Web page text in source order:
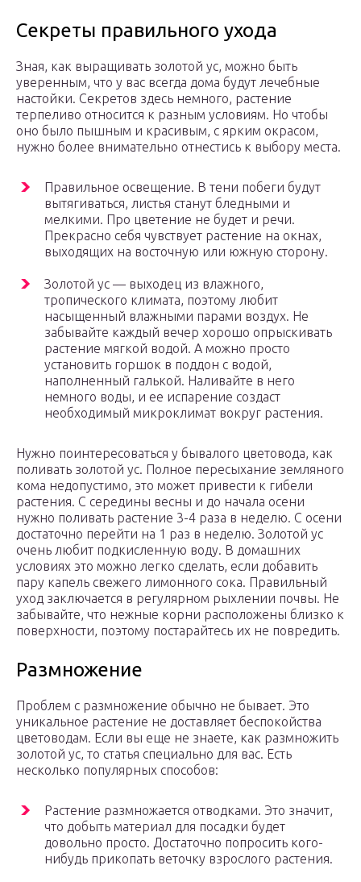
Секреты правильного ухода
Зная, как выращивать золотой ус, можно быть
уверенным, что у вас всегда дома будут лечебные
настойки. Секретов здесь немного, растение
терпеливо относится к разным условиям. Но чтобы
оно было пышным и красивым, с ярким окрасом,
нужно более внимательно отнестись к выбору места.
Правильное освещение. В тени побеги будут
вытягиваться, листья станут бледными и
мелкими. Про цветение не будет и речи.
Прекрасно себя чувствует растение на окнах,
выходящих на восточную или южную сторону.
Золотой ус — выходец из влажного,
тропического климата, поэтому любит
насыщенный влажными парами воздух. Не
забывайте каждый вечер хорошо опрыскивать
растение мягкой водой. А можно просто
установить горшок в поддон с водой,
наполненный галькой. Наливайте в него
немного воды, и ее испарение создаст
необходимый микроклимат вокруг растения.
Нужно поинтересоваться у бывалого цветовода, как
поливать золотой ус. Полное пересыхание земляного
кома недопустимо, это может привести к гибели
растения. С середины весны и до начала осени
нужно поливать растение 3-4 раза в неделю. С осени
достаточно перейти на 1 раз в неделю. Золотой ус
очень любит подкисленную воду. В домашних
условиях это можно легко сделать, если добавить
пару капель свежего лимонного сока. Правильный
уход заключается в регулярном рыхлении почвы. Не
забывайте, что нежные корни расположены близко к
поверхности, поэтому постарайтесь их не повредить.
Размножение
Проблем с размножение обычно не бывает. Это
уникальное растение не доставляет беспокойства
цветоводам. Если вы еще не знаете, как размножить
золотой ус, то статья специально для вас. Есть
несколько популярных способов:
Растение размножается отводками. Это значит,
что добыть материал для посадки будет
довольно просто. Достаточно попросить кого-
нибудь прикопать веточку взрослого растения.